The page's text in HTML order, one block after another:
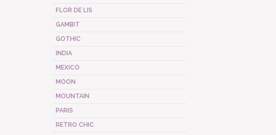
FLOR DE LIS
GAMBIT
GOTHIC
INDIA
MEXICO
MOON
MOUNTAIN
PARIS
RETRO CHIC